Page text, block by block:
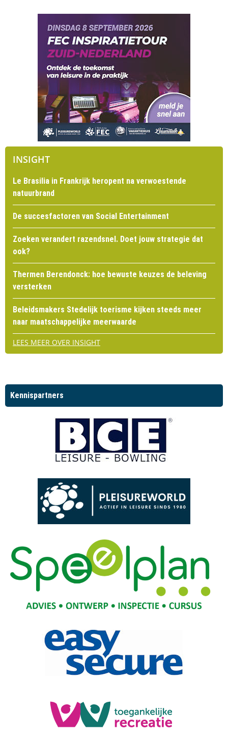
INSIGHT
Le Brasilia in Frankrijk heropent na verwoestende
natuurbrand
De succesfactoren van Social Entertainment
Zoeken verandert razendsnel. Doet jouw strategie dat
ook?
Thermen Berendonck: hoe bewuste keuzes de beleving
versterken
Beleidsmakers Stedelijk toerisme kijken steeds meer
naar maatschappelijke meerwaarde
LEES MEER OVER INSIGHT
Kennispartners